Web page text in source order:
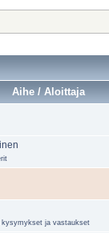
Aihe / Aloittaja
kysymykset ja vastaukset